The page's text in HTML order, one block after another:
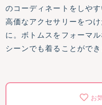
のコーディネートをしや
高価なアクセサリーをつ
に。ボトムスをフォーマ
シーンでも着ることができ
お